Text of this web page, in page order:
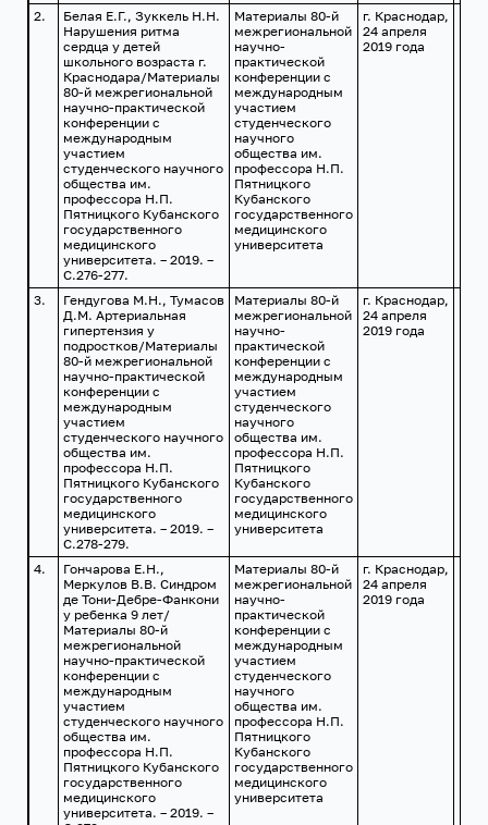
2.
Белая Е.Г., Зуккель Н.Н.
Нарушения ритма
сердца у детей
школьного возраста г.
Краснодара/Материалы
80-й межрегиональной
научно-практической
конференции с
международным
участием
студенческого научного
общества им.
профессора Н.П.
Пятницкого Кубанского
государственного
медицинского
университета. – 2019. –
С.276-277.
Материалы 80-й
межрегиональной
научно-
практической
конференции с
международным
участием
студенческого
научного
общества им.
профессора Н.П.
Пятницкого
Кубанского
государственного
медицинского
университета
г. Краснодар,
24 апреля
2019 года
3.
Гендугова М.Н., Тумасов
Д.М. Артериальная
гипертензия у
подростков/Материалы
80-й межрегиональной
научно-практической
конференции с
международным
участием
студенческого научного
общества им.
профессора Н.П.
Пятницкого Кубанского
государственного
медицинского
университета. – 2019. –
С.278-279.
Материалы 80-й
межрегиональной
научно-
практической
конференции с
международным
участием
студенческого
научного
общества им.
профессора Н.П.
Пятницкого
Кубанского
государственного
медицинского
университета
г. Краснодар,
24 апреля
2019 года
4.
Гончарова Е.Н.,
Меркулов В.В. Синдром
де Тони-Дебре-Фанкони
у ребенка 9 лет/
Материалы 80-й
межрегиональной
научно-практической
конференции с
международным
участием
студенческого научного
общества им.
профессора Н.П.
Пятницкого Кубанского
государственного
медицинского
университета. – 2019. –
Материалы 80-й
межрегиональной
научно-
практической
конференции с
международным
участием
студенческого
научного
общества им.
профессора Н.П.
Пятницкого
Кубанского
государственного
медицинского
университета
г. Краснодар,
24 апреля
2019 года